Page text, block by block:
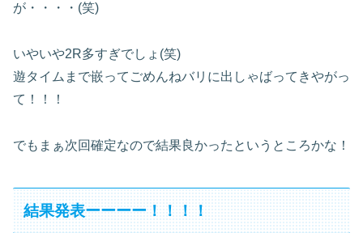
が・・・・(笑)
いやいや2R多すぎでしょ(笑)
遊タイムまで嵌ってごめんねバリに出しゃばってきやがっ
て！！！
でもまぁ次回確定なので結果良かったというところかな！
結果発表ーーーー！！！！